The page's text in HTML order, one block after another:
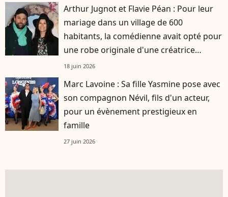
Arthur Jugnot et Flavie Péan : Pour leur
mariage dans un village de 600
habitants, la comédienne avait opté pour
une robe originale d'une créatrice
française
18 juin 2026
Marc Lavoine : Sa fille Yasmine pose avec
son compagnon Névil, fils d'un acteur,
pour un évènement prestigieux en
famille
27 juin 2026